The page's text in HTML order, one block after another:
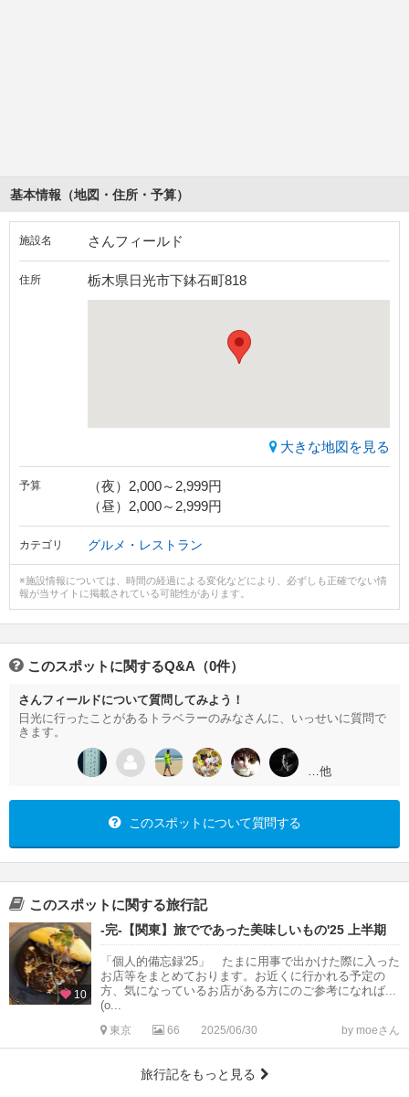
基本情報（地図・住所・予算）
施設名 さんフィールド
住所 栃木県日光市下鉢石町818
大きな地図を見る
予算
（夜）2,000～2,999円
（昼）2,000～2,999円
カテゴリ グルメ・レストラン
※施設情報については、時間の経過による変化などにより、必ずしも正確でない情
報が当サイトに掲載されている可能性があります。
このスポットに関するQ&A（0件）
さんフィールドについて質問してみよう！
日光に行ったことがあるトラベラーのみなさんに、いっせいに質問で
きます。
…他
このスポットについて質問する
このスポットに関する旅行記
10
-完-【関東】旅でであった美味しいもの'25 上半期
「個人的備忘録'25」 たまに用事で出かけた際に入った
お店等をまとめております。お近くに行かれる予定の
方、気になっているお店がある方にのご参考になれば...
(о...
東京 66 2025/06/30 by moeさん
旅行記をもっと見る